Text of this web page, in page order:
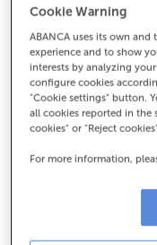
De dilluns a
cita
Cookie Warning
ABANCA uses its own
experience and to show
interests by analyzing
configure cookies
"Cookie settings" button.
all cookies reported in the
cookies" or "Reject
For more information,